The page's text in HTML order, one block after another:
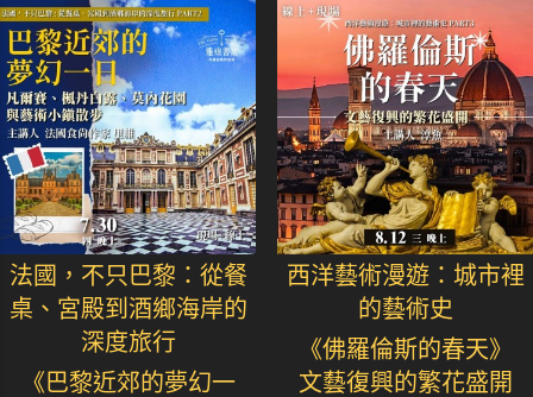
法國，不只巴黎：從餐
桌、宮殿到酒鄉海岸的
深度旅行
《巴黎近郊的夢幻一
西洋藝術漫遊：城市裡
的藝術史
《佛羅倫斯的春天》
文藝復興的繁花盛開